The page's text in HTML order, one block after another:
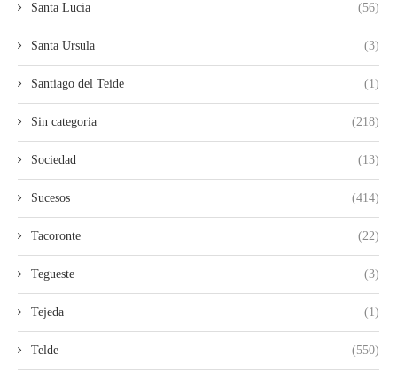
Santa Lucia (56)
Santa Ursula (3)
Santiago del Teide (1)
Sin categoria (218)
Sociedad (13)
Sucesos (414)
Tacoronte (22)
Tegueste (3)
Tejeda (1)
Telde (550)